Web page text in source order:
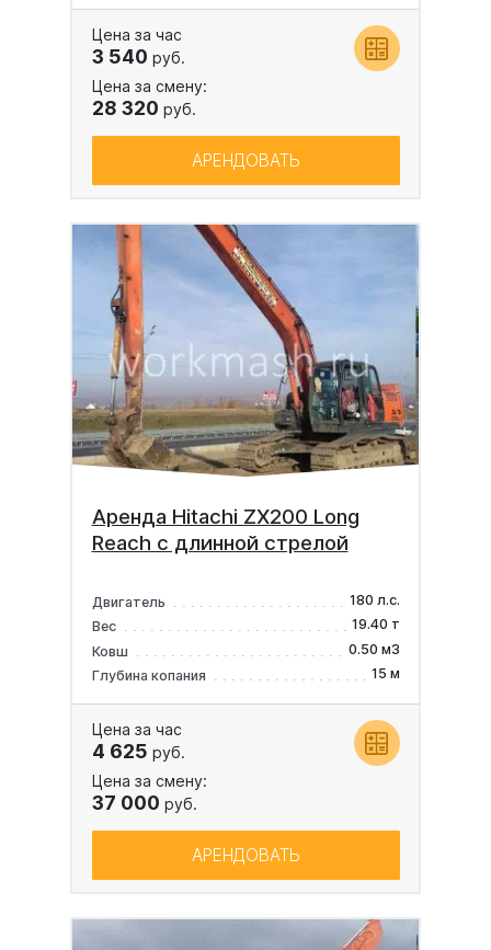
Цена за час
3 540 руб.
Цена за смену:
28 320 руб.
АРЕНДОВАТЬ
Аренда Hitachi ZX200 Long
Reach с длинной стрелой
Двигатель
180 л.с.
Вес
19.40 т
Ковш
0.50 м3
Глубина копания
15 м
Цена за час
4 625 руб.
Цена за смену:
37 000 руб.
АРЕНДОВАТЬ